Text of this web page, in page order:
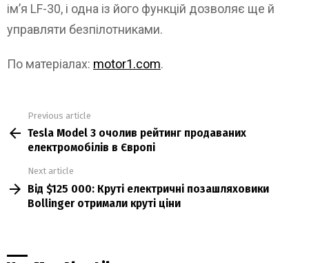
ім’я LF-30, і одна із його функцій дозволяє ще й
управляти безпілотниками.
По матеріалах: motor1.com.
more
Previous article
Tesla Model 3 очолив рейтинг продаваних
електромобілів в Європі
Next article
Від $125 000: Круті електричні позашляховики
Bollinger отримали круті ціни